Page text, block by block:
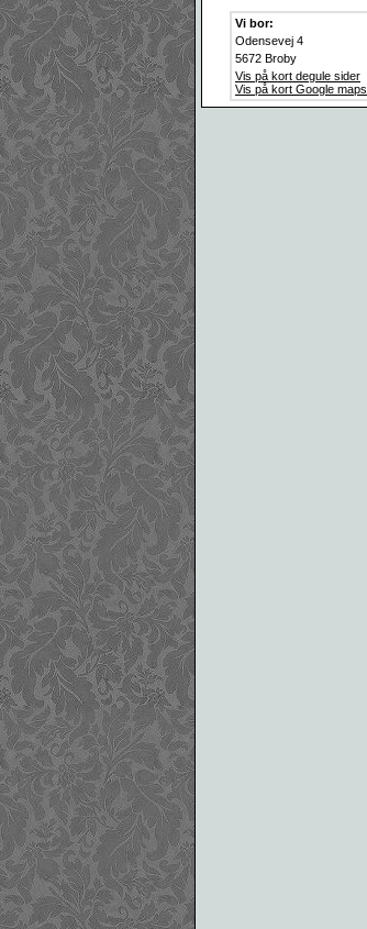
Vi bor:
Odensevej 4
5672 Broby
Vis på kort degule sider
Vis på kort Google maps